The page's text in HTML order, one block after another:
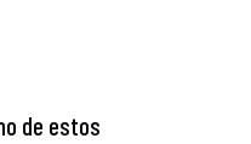
de estos